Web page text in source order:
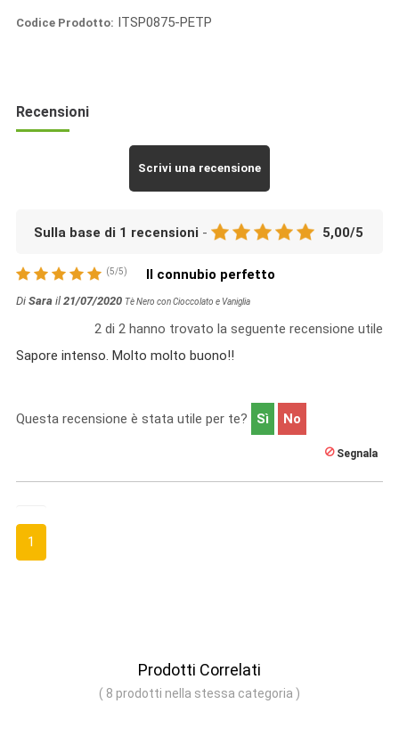
Codice Prodotto: ITSP0875-PETP
Recensioni
Scrivi una recensione
Sulla base di 1 recensioni - 5,00/5
(5/5) Il connubio perfetto
Di Sara il 21/07/2020 Tè Nero con Cioccolato e Vaniglia
2 di 2 hanno trovato la seguente recensione utile
Sapore intenso. Molto molto buono!!
Questa recensione è stata utile per te? Sì No
Segnala
1
Prodotti Correlati
( 8 prodotti nella stessa categoria )